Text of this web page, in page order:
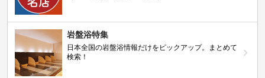
岩盤浴特集
日本全国の岩盤浴情報だけをピックアップ。まとめて
検索！